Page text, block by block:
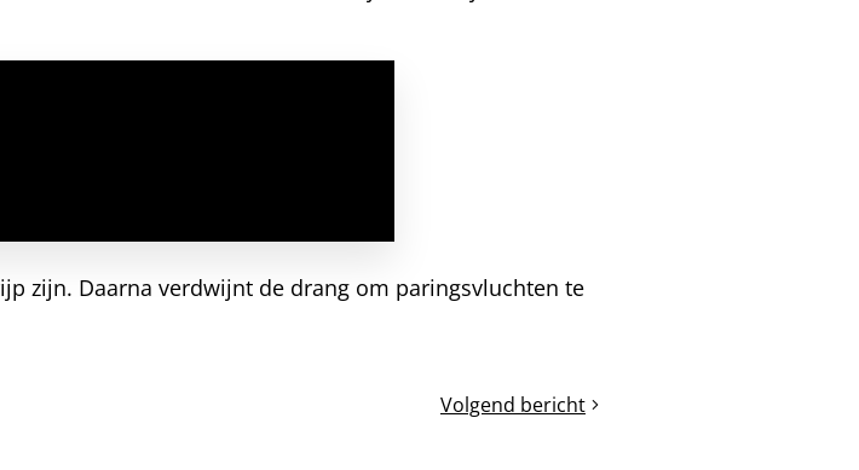
zijn. Daarna verdwijnt de drang om paringsvluchten te
Volgend bericht
Zwermdriftcontrole